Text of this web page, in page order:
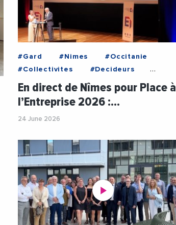
#Gard #Nimes
#Occitanie
#Collectivites
#Decideurs
#Economie
#Emploi
#JeromeBonet
#MEDEF
#NimesMetropole
#OlivierSarlat
#Videos
#VieDesEntreprises
#VincentBouget
En direct de Nîmes pour Place à
l’Entreprise 2026 :…
24 June 2026